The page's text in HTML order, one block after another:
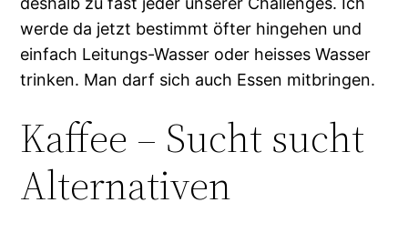
werde da jetzt bestimmt öfter hingehen und
einfach Leitungs-Wasser oder heisses Wasser
trinken. Man darf sich auch Essen mitbringen.
Kaffee – Sucht sucht
Alternativen